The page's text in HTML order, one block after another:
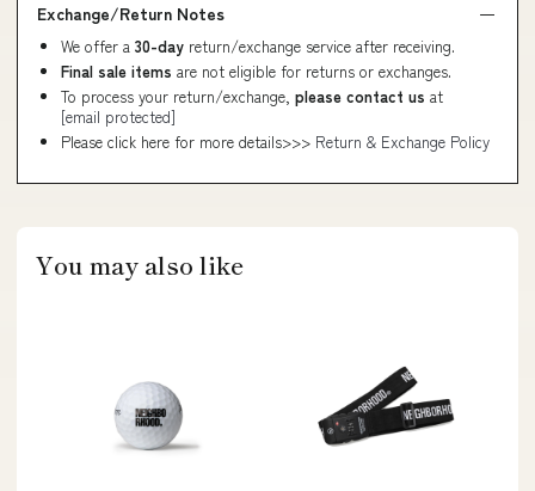
Exchange/Return Notes
We offer a 30-day return/exchange service after receiving.
Final sale items are not eligible for returns or exchanges.
To process your return/exchange, please contact us at
[email protected]
Please click here for more details>>> Return & Exchange Policy
You may also like